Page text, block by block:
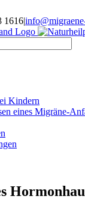
1616|
Kindern
eines Migräne-